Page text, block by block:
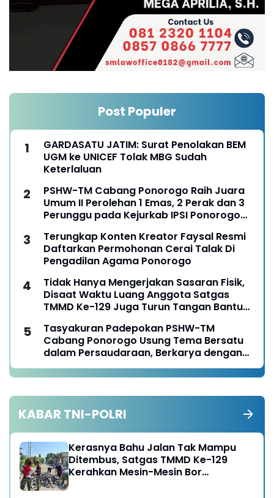
Post Populer
GARDASATU JATIM: Surat Penolakan BEM
UGM ke UNICEF Tolak MBG Sudah
Keterlaluan
PSHW-TM Cabang Ponorogo Raih Juara
Umum II Perolehan 1 Emas, 2 Perak dan 3
Perunggu pada Kejurkab IPSI Ponorogo
Terungkap Konten Kreator Faysal Resmi
Daftarkan Permohonan Cerai Talak Di
Pengadilan Agama Ponorogo
Tidak Hanya Mengerjakan Sasaran Fisik,
Disaat Waktu Luang Anggota Satgas
TMMD Ke-129 Juga Turun Tangan Bantu
Tasyakuran Padepokan PSHW-TM
Cabang Ponorogo Usung Tema Bersatu
dalam Persaudaraan, Berkarya dengan
Keikhlasan dan Mengabdi dengan
Tanggungjawab
KABAR TNI-POLRI
Kerasnya Bahu Jalan Tak Mampu
Ditembus, Satgas TMMD Ke-129
Kerahkan Mesin-Mesin Bor